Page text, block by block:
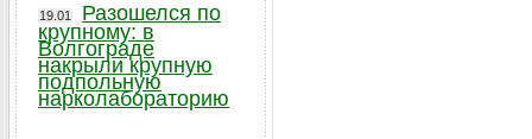
19.01
Разошелся по
крупному: в
Волгограде
накрыли крупную
подпольную
нарколабораторию